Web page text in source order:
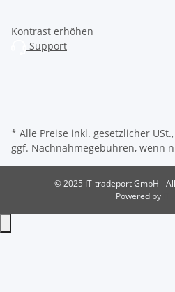
Kontrast erhöhen
Support
* Alle Preise inkl. gesetzlicher
ggf. Nachnahmegebühren, wenn
© 2025 IT-tradeport GmbH -
Powered by